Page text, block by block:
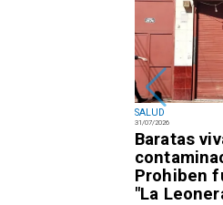
SALUD
31/07/2026
Baratas
Prohiben
"La